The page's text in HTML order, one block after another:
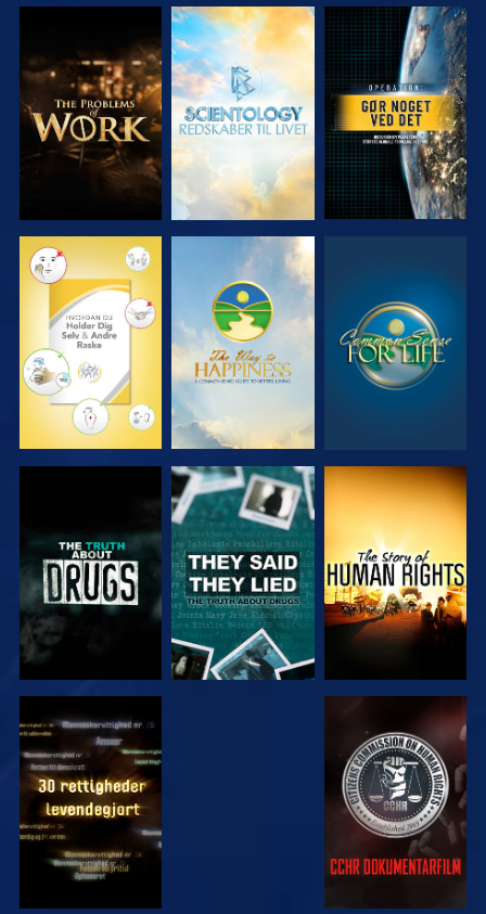
UDFORSK
SERIEN
UDFORSK
SERIEN
SE
SE SE SE
SE SE
SE SE